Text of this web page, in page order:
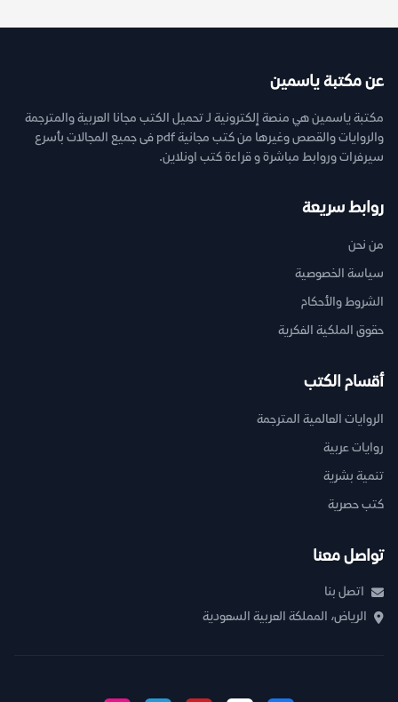
عن مكتبة ياسمين
مكتبة ياسمين هي منصة إلكترونية لـ تحميل الكتب مجانا العربية والمترجمة
والروايات والقصص وغيرها من كتب مجانية pdf فى جميع المجالات بأسرع
سيرفرات وروابط مباشرة و قراءة كتب اونلاين.
روابط سريعة
من نحن
سياسة الخصوصية
الشروط والأحكام
حقوق الملكية الفكرية
أقسام الكتب
الروايات العالمية المترجمة
روايات عربية
تنمية بشرية
كتب حصرية
تواصل معنا
اتصل بنا
الرياض، المملكة العربية السعودية